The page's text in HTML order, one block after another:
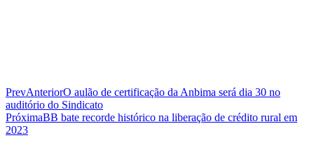
PrevAnteriorO aulão de certificação da Anbima será dia 30 no
auditório do Sindicato
PróximaBB bate recorde histórico na liberação de crédito rural em
2023